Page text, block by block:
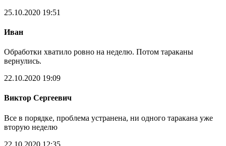
25.10.2020 19:51
Иван
Обработки хватило ровно на неделю. Потом тараканы
вернулись.
22.10.2020 19:09
Виктор Сергеевич
Все в порядке, проблема устранена, ни одного таракана уже
вторую неделю
22.10.2020 12:35